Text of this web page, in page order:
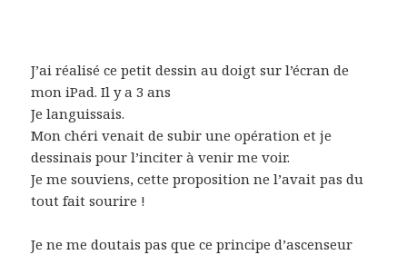
J’ai réalisé ce petit dessin au doigt sur l’écran de
mon iPad. Il y a 3 ans
Je languissais.
Mon chéri venait de subir une opération et je
dessinais pour l’inciter à venir me voir.
Je me souviens, cette proposition ne l’avait pas du
tout fait sourire !
Je ne me doutais pas que ce principe d’ascenseur